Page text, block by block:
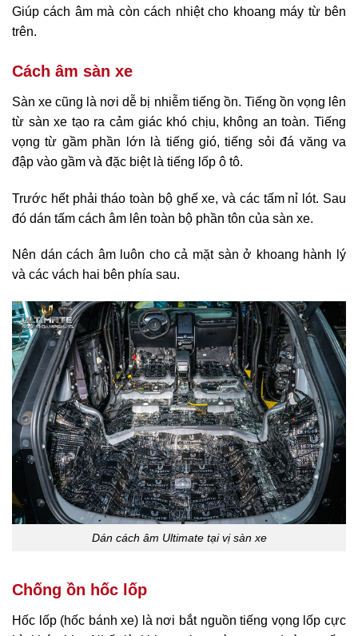
Giúp cách âm mà còn cách nhiệt cho khoang máy từ bên
trên.
Cách âm sàn xe
Sàn xe cũng là nơi dễ bị nhiễm tiếng ồn. Tiếng ồn vọng lên
từ sàn xe tạo ra cảm giác khó chịu, không an toàn. Tiếng
vọng từ gầm phần lớn là tiếng gió, tiếng sỏi đá văng va
đập vào gầm và đặc biệt là tiếng lốp ô tô.
Trước hết phải tháo toàn bộ ghế xe, và các tấm nỉ lót. Sau
đó dán tấm cách âm lên toàn bộ phần tôn của sàn xe.
Nên dán cách âm luôn cho cả mặt sàn ở khoang hành lý
và các vách hai bên phía sau.
Dán cách âm Ultimate tại vị sàn xe
Chống ồn hốc lốp
Hốc lốp (hốc bánh xe) là nơi bắt nguồn tiếng vọng lốp cực